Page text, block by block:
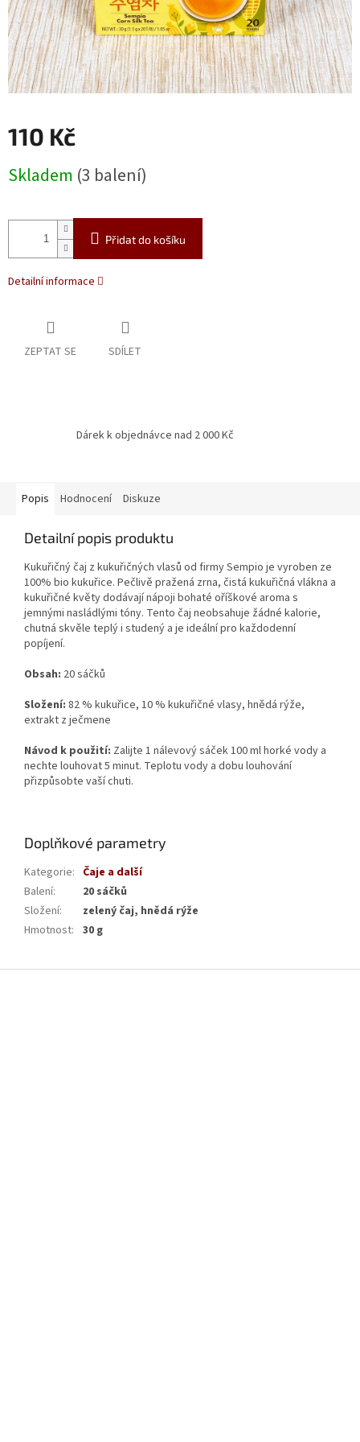
110 Kč
cena:
Skladem (3 balení)
Přidat do košíku
Detailní informace
ZEPTAT SE SDÍLET
Dárek k objednávce nad 2 000 Kč
Popis Hodnocení Diskuze
Detailní popis produktu
Kukuřičný čaj z kukuřičných vlasů od firmy Sempio je vyroben ze
100% bio kukuřice. Pečlivě pražená zrna, čistá kukuřičná vlákna a
kukuřičné květy dodávají nápoji bohaté oříškové aroma s
jemnými nasládlými tóny. Tento čaj neobsahuje žádné kalorie,
chutná skvěle teplý i studený a je ideální pro každodenní
popíjení.
Obsah: 20 sáčků
Složení: 82 % kukuřice, 10 % kukuřičné vlasy, hnědá rýže,
extrakt z ječmene
Návod k použití: Zalijte 1 nálevový sáček 100 ml horké vody a
nechte louhovat 5 minut. Teplotu vody a dobu louhování
přizpůsobte vaší chuti.
Doplňkové parametry
Kategorie: Čaje a další
Balení:
20 sáčků
Složení:
zelený čaj, hnědá rýže
Hmotnost: 30 g